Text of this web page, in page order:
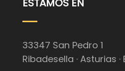
ESTAMOS EN
33347 San Pedro 1
Ribadesella · Asturias ·